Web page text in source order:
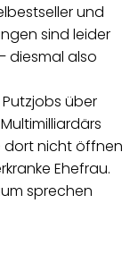
und
sind leider
diesmal also
über
dort nicht öffnen
Ehefrau.
sprechen